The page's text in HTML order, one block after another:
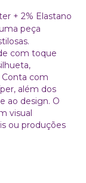
+ 2% Elastano
peça
com toque
com
além dos
ao design. O
visual
ou produções